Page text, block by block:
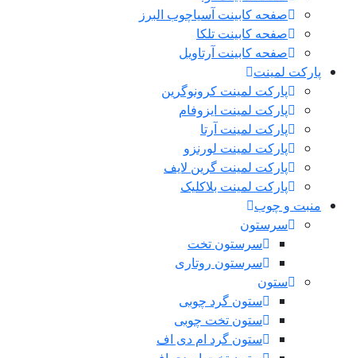
صفحه کابینت آسیاچوب البرز
صفحه کابینت تلکا
صفحه کابینت آرتاویل
پارکت لمینت
پارکت لمینت کرونوگرین
پارکت لمینت ایزوفام
پارکت لمینت آرتا
پارکت لمینت لورنزو
پارکت لمینت گرین لایف
پارکت لمینت بلاکلیک
منبت و چوب
سرستون
سرستون تخت
سرستون روتاری
ستون
ستون گرد چوبی
ستون تخت چوبی
ستون گرد ام دی اف